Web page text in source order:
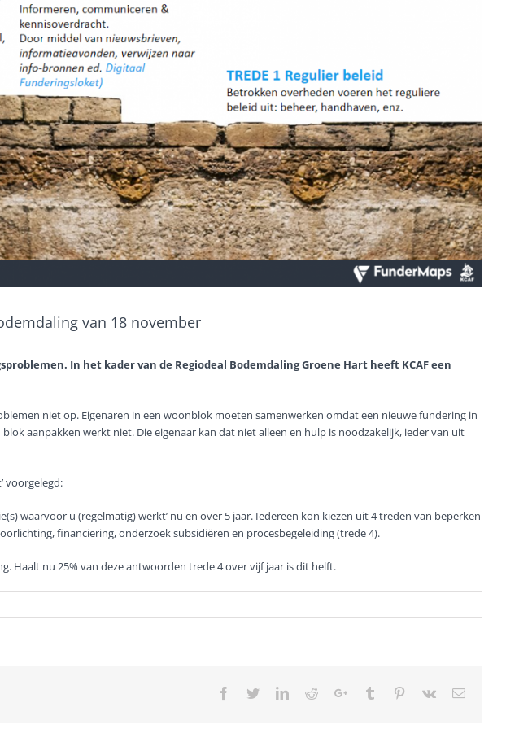
van 18 november
In het kader van de Regiodeal Bodemdaling Groene Hart heeft KCAF een
niet op. Eigenaren in een woonblok moeten samenwerken omdat een nieuwe fundering in
aanpakken werkt niet. Die eigenaar kan dat niet alleen en hulp is noodzakelijk, ieder van uit
voorgelegd:
waarvoor u (regelmatig) werkt’ nu en over 5 jaar. Iedereen kon kiezen uit 4 treden van beperken
financiering, onderzoek subsidiëren en procesbegeleiding (trede 4).
Haalt nu 25% van deze antwoorden trede 4 over vijf jaar is dit helft.
Facebook
TwitterLinkedIn
RedditGoogle+Tumblr Pinterest
Vk Email